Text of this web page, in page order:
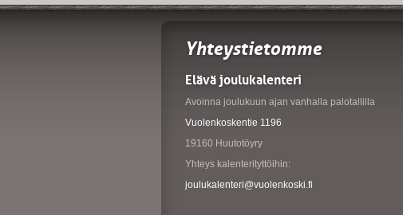
Yhteystietomme
Elävä joulukalenteri
Avoinna joulukuun ajan vanhalla palotallilla
Vuolenkoskentie 1196
19160 Huutotöyry
Yhteys kalenterityttöihin:
joulukalenteri@vuolenkoski.fi